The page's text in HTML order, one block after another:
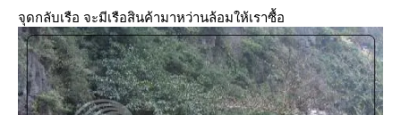
จุดกลับเรือ จะมีเรือสินค้ามาหว่านล้อมให้เราซื้อ